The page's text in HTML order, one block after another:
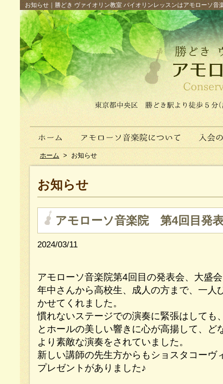
お知らせ｜勝どき ヴァイオリン教室 バイオリンレッスンはアモローソ
ホーム > お知らせ
お知らせ
アモローソ音楽院 第4回目発
2024/03/11
アモローソ音楽院第4回目の発表会、大盛
年中さんから高校生、成人の方まで、一人
かせてくれました。
慣れないステージでの演奏に緊張はしても
とホールの美しい響きに心が高揚して、ど
より素敵な演奏をされていました。
新しい講師の先生方からもショスタコーヴ
プレゼントがありました♪